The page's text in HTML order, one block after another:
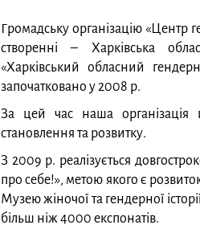
Громадську організацію «Центр
створенні – Харківська
«Харківський обласний
започатковано у 2008 р.
За цей час наша організація
становлення та розвитку.
З 2009 р. реалізується
про себе!», метою якого є
Музею жіночої та гендерної
більш ніж 4000 експонатів.